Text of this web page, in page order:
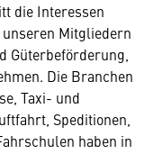
die Interessen
Mitgliedern
Güterbeförderung,
Die Branchen
Taxi- und
Speditionen,
haben in